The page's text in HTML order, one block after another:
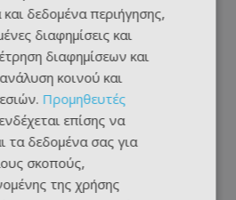
δεδομένα περιήγησης,
διαφημίσεις και
διαφημίσεων και
κοινού και
Προμηθευτές
ενδέχεται επίσης να
τα δεδομένα σας για
σκοπούς,
της χρήσης